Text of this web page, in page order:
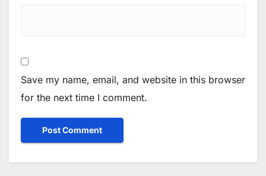
Save my name, email, and website in this browser
for the next time I comment.